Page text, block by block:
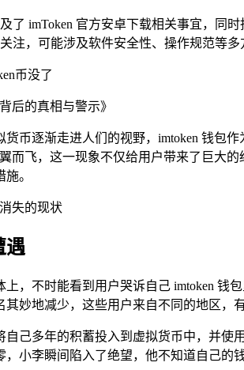
了 imToken 官方安卓下载相关事宜，同
注，可能涉及软件安全性、操作规范等
币没了
后的真相与警示》
货币逐渐走进人们的视野，imtoken 钱包
飞，这一现象不仅给用户带来了巨大
。
失的现状
遇
，不时能看到用户哭诉自己 imtoken
妙地减少，这些用户来自不同的地区，
己多年的积蓄投入到虚拟货币中，并使
小李瞬间陷入了绝望，他不知道自己的